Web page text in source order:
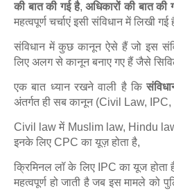
की बात की गई है,अधिकारों की बात की
महत्वपूर्ण चर्चाएं इसी संविधान में लिखी गई
संविधान में कुछ कानून ऐसे हैं जो इस
लिए अलग से कानून बनाए गए हैं जैसे
एक बात ध्यान रखने वाली है कि
अंतर्गत ही सब कानून (Civil Law,
Civil law में Muslim law, Hindu
इनके लिए CPC का यूज़ होता है,
क्रिमिनल लॉ के लिए IPC का यूज
महत्वपूर्ण हो जाती है जब इस मामले को